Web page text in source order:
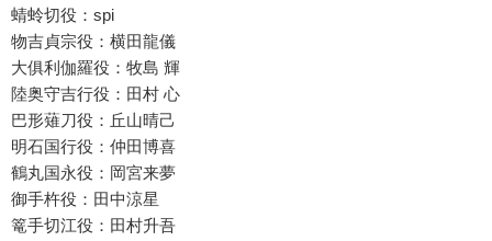
蜻蛉切役：spi
物吉貞宗役：横田龍儀
大俱利伽羅役：牧島 輝
陸奥守吉行役：田村 心
巴形薙刀役：丘山晴己
明石国行役：仲田博喜
鶴丸国永役：岡宮来夢
御手杵役：田中涼星
篭手切江役：田村升吾